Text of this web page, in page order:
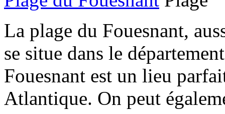
La plage du Fouesnant,
se situe dans le
Fouesnant est un lieu
Atlantique. On peut